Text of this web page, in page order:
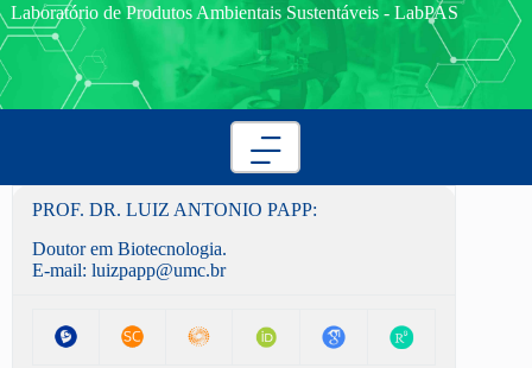
Laboratório de Produtos Ambientais Sustentáveis - LabPAS
PROF. DR. LUIZ ANTONIO PAPP:
Doutor em Biotecnologia.
E-mail: luizpapp@umc.br